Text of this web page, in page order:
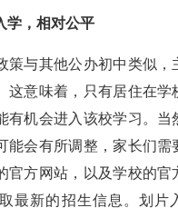
学，相对公平
策与其他公办初中类似，
这意味着，只有居住在学
有机会进入该校学习。当
能会有所调整，家长们需
官方网站，以及学校的官
最新的招生信息。划片